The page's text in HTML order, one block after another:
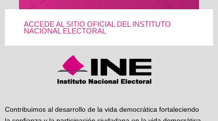
ACCEDE AL SITIO OFICIAL DEL INSTITUTO
NACIONAL ELECTORAL
Contribuimos al desarrollo de la vida democrática fortaleciendo